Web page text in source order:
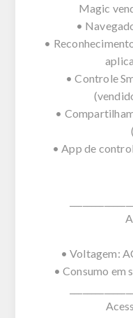
Magic
•
•
• Controle
•
• App de
• Voltagem:
• Consumo em